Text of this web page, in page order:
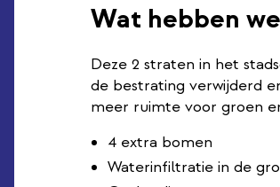
Wat hebben
Deze 2 straten in het
de bestrating verwijderd
meer ruimte voor groen
4 extra bomen
Waterinfiltratie in de